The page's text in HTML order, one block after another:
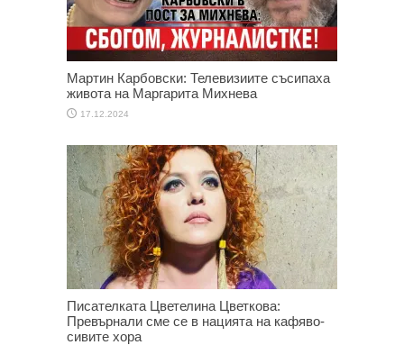
Мартин Карбовски: Телевизиите съсипаха
живота на Маргарита Михнева
17.12.2024
Писателката Цветелина Цветкова:
Превърнали сме се в нацията на кафяво-
сивите хора